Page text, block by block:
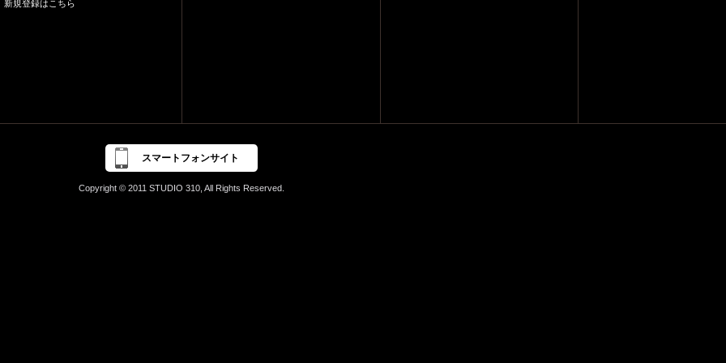
新規登録はこちら
スマートフォンサイト
Copyright © 2011 STUDIO 310, All Rights Reserved.